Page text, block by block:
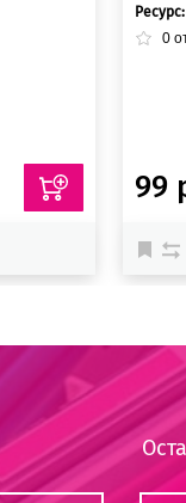
Ресурс:
0
99